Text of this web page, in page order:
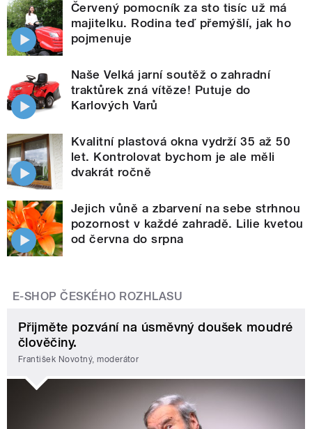
Červený pomocník za sto tisíc už má
majitelku. Rodina teď přemýšlí, jak ho
pojmenuje
Naše Velká jarní soutěž o zahradní
traktůrek zná vítěze! Putuje do
Karlových Varů
Kvalitní plastová okna vydrží 35 až 50
let. Kontrolovat bychom je ale měli
dvakrát ročně
Jejich vůně a zbarvení na sebe strhnou
pozornost v každé zahradě. Lilie kvetou
od června do srpna
E-SHOP ČESKÉHO ROZHLASU
Přijměte pozvání na úsměvný doušek moudré
člověčiny.
František Novotný, moderátor